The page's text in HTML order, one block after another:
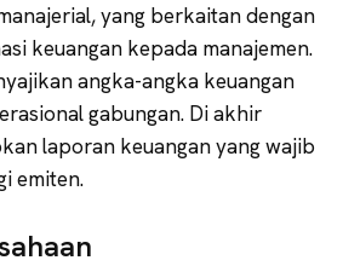
yang berkaitan dengan
keuangan kepada manajemen.
angka-angka keuangan
gabungan. Di akhir
laporan keuangan yang wajib
emiten.